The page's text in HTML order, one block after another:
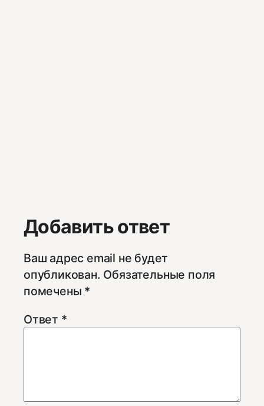
Добавить ответ
Ваш адрес email не будет
опубликован. Обязательные поля
помечены *
Ответ *